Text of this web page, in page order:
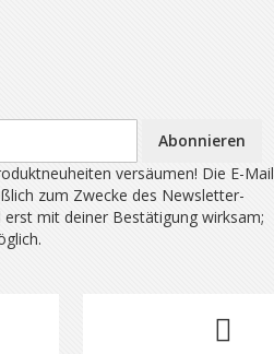
Abonnieren
versäumen! Die E-Mail
zum Zwecke des Newsletter-
mit deiner Bestätigung wirksam;